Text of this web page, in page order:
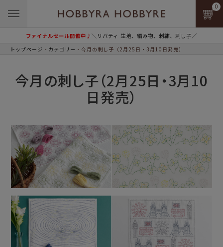
ファイナルセール開催中♪＼リバティ 生地、編み物、刺繍、刺し子／
0
トップページ カテゴリー 今月の刺し子（2月25日・3月10日発売）
今月の刺し子（2月25日・3月10
日発売）